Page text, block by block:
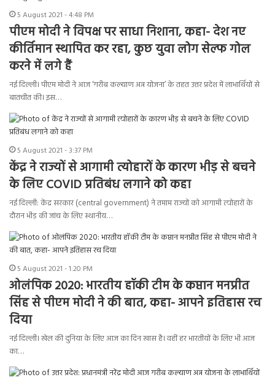
5 August 2021 - 4:48 PM
पीएम मोदी ने विपक्ष पर साधा निशाना, कहा- देश नए
कीर्तिमान स्थापित कर रहा, कुछ युवा लोग सेल्फ गोल
करने में लगे हैं
नई दिल्ली। पीएम मोदी ने आज ‘गरीब कल्याण अन्न योजना’ के तहत उत्तर प्रदेश में लाभार्थियों से
बातचीत की। इस…
5 August 2021 - 3:37 PM
केंद्र ने राज्यों से आगामी त्योहारों के कारण भीड़ से बचने
के लिए COVID प्रतिबंध लगाने को कहा
नई दिल्ली: केंद्र सरकार (central government) ने तमाम राज्यों को आगामी त्योहारों के
दौरान भीड़ की जांच के लिए स्थानीय…
5 August 2021 - 1:20 PM
ओलंपिक 2020: भारतीय हॉकी टीम के कप्तान मनप्रीत
सिंह से पीएम मोदी ने की बात, कहा- आपने इतिहास रच
दिया
नई दिल्ली। खेल की दुनिया के लिए आज का दिन खास है। वहीं हर भारतीयों के लिए भी आज
का…